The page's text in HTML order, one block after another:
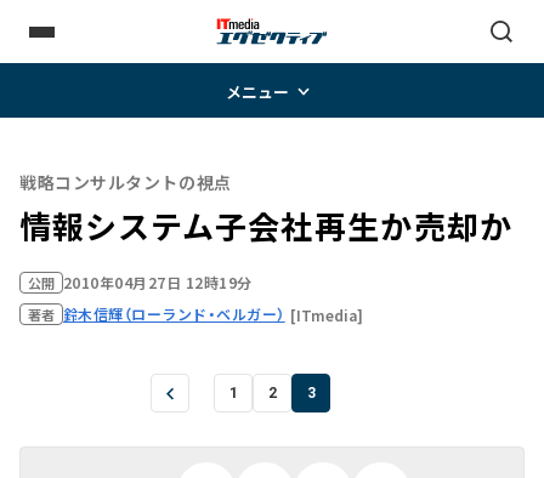
メニュー
戦略コンサルタントの視点
情報システム子会社――再生か売却か
公開 2010年04月27日 12時19分
著者 鈴木信輝（ローランド・ベルガー） [ITmedia]
1 2 3